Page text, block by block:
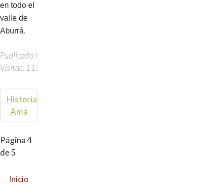
en todo el
valle de
Aburrá.
Publicado: 06 Octubre 2016
Visitas: 1158
Historia
Ama
Página 4
de 5
Inicio